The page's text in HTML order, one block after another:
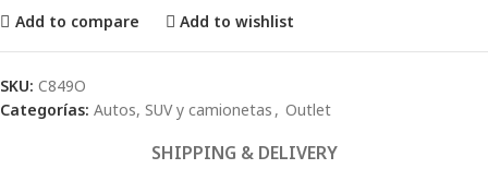
Add to compare Add to wishlist
SKU: C849O
Categorías: Autos, SUV y camionetas , Outlet
SHIPPING & DELIVERY